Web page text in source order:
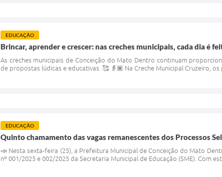
EDUCAÇÃO
Brincar, aprender e crescer: nas creches municipais, cada dia é
As creches municipais de Conceição do Mato Dentro continuam
de propostas lúdicas e educativas. 🥰 👵🏾 Na Creche Municipal Cruzeiro,
EDUCAÇÃO
Quinto chamamento das vagas remanescentes dos Processos
📣 Nesta sexta-feira (25), a Prefeitura Municipal de Conceição do Mato
nº 001/2025 e 002/2025 da Secretaria Municipal de Educação (SME). Com